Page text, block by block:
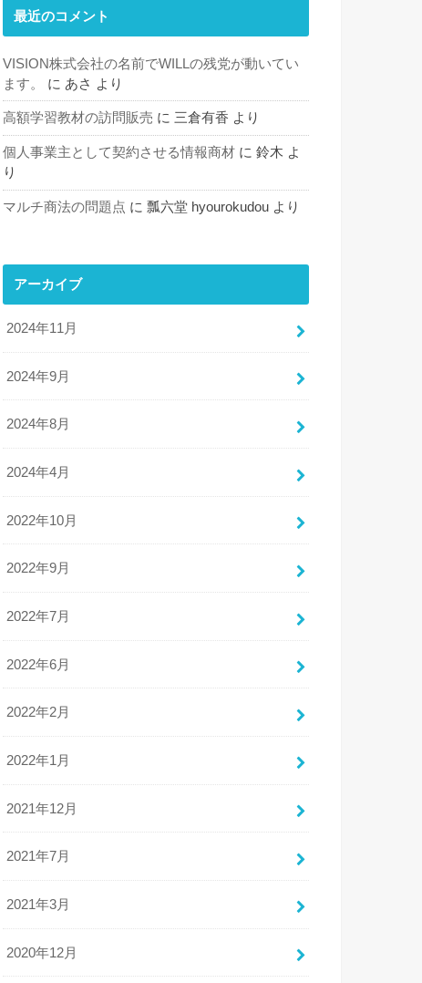
最近のコメント
VISION株式会社の名前でWILLの残党が動いてい
ます。
に あさ より
高額学習教材の訪問販売 に 三倉有香 より
個人事業主として契約させる情報商材 に 鈴木 よ
り
マルチ商法の問題点 に 瓢六堂 hyourokudou より
アーカイブ
2024年11月
2024年9月
2024年8月
2024年4月
2022年10月
2022年9月
2022年7月
2022年6月
2022年2月
2022年1月
2021年12月
2021年7月
2021年3月
2020年12月